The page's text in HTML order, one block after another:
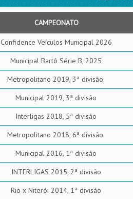
CAMPEONATO
Confidence Veículos Municipal 2026
Municipal Bartô Série B, 2025
Metropolitano 2019, 3ª divisão.
Municipal 2019, 3ª divisão
Interligas 2018, 5ª divisão
Metropolitano 2018, 6ª divisão.
Municipal 2016, 1ª divisão
INTERLIGAS 2015, 2ª divisão
Rio x Niterói 2014, 1ª divisão